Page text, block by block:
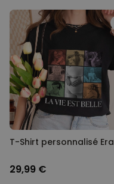
T-Shirt personnalisé Era
29,99 €